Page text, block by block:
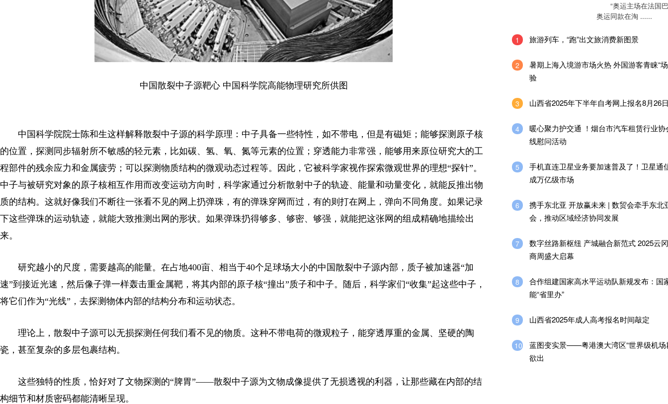
中国散裂中子源靶心 中国科学院高能物理研究所供图
中国科学院院士陈和生这样解释散裂中子源的科学原理：中子具备一些特性，如不带电，但是有磁矩；能够探测原子核
的位置，探测同步辐射所不敏感的轻元素，比如碳、氢、氧、氮等元素的位置；穿透能力非常强，能够用来原位研究大的工
程部件的残余应力和金属疲劳；可以探测物质结构的微观动态过程等。因此，它被科学家视作探索微观世界的理想“探针”。
中子与被研究对象的原子核相互作用而改变运动方向时，科学家通过分析散射中子的轨迹、能量和动量变化，就能反推出物
质的结构。这就好像我们不断往一张看不见的网上扔弹珠，有的弹珠穿网而过，有的则打在网上，弹向不同角度。如果记录
下这些弹珠的运动轨迹，就能大致推测出网的形状。如果弹珠扔得够多、够密、够强，就能把这张网的组成精确地描绘出
来。
研究越小的尺度，需要越高的能量。在占地400亩、相当于40个足球场大小的中国散裂中子源内部，质子被加速器“加
速”到接近光速，然后像子弹一样轰击重金属靶，将其内部的原子核“撞出”质子和中子。随后，科学家们“收集”起这些中子，
将它们作为“光线”，去探测物体内部的结构分布和运动状态。
理论上，散裂中子源可以无损探测任何我们看不见的物质。这种不带电荷的微观粒子，能穿透厚重的金属、坚硬的陶
瓷，甚至复杂的多层包裹结构。
这些独特的性质，恰好对了文物探测的“脾胃”——散裂中子源为文物成像提供了无损透视的利器，让那些藏在内部的结
构细节和材质密码都能清晰呈现。
“奥运主场在法国
奥运同款在淘 ......
1 旅游列车，“跑”出文旅消费新图景
2
暑期上海入境游市场火热 外国游客青睐“
验
3 山西省2025年下半年自考网上报名8月26
4
暖心聚力护交通 ！烟台市汽车租赁行业协
线慰问活动
5
手机直连卫星业务要加速普及了！卫星通
成万亿级市场
6
携手东北亚 开放赢未来 | 数贸会牵手东北
会，推动区域经济协同发展
7
数字丝路新枢纽 产城融合新范式 2025云
商周盛大启幕
8
合作组建国家高水平运动队新规发布：国
能“省里办”
9 山西省2025年成人高考报名时间敲定
10
蓝图变实景——粤港澳大湾区“世界级机场
欲出